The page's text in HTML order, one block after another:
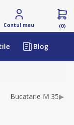
Contul meu (0)
Blog
Bucatarie M 35▶